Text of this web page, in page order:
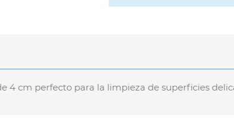
4 cm perfecto para la limpieza de superficies